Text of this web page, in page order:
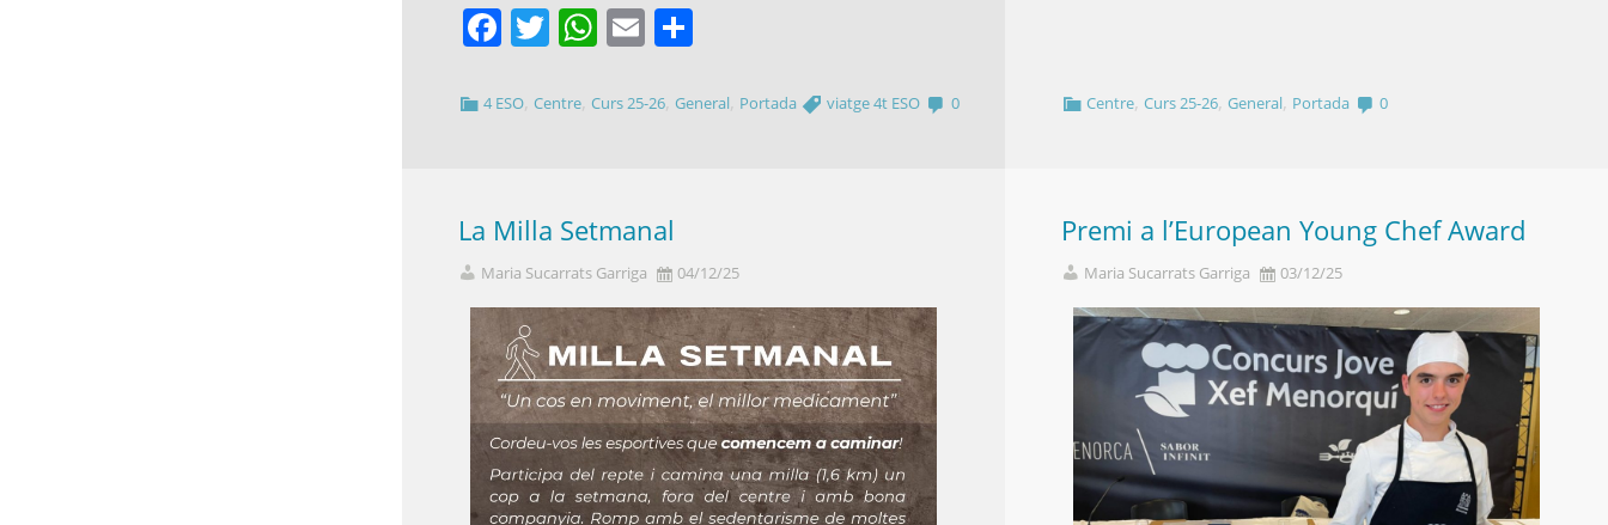
Facebook
Twitter
WhatsApp
Email
4 ESO ,Centre ,Curs 25-26 ,General Portada viatge 4t ESO 0 Centre,Curs 25-26,General, Portada 0
La Milla Setmanal
Maria Sucarrats Garriga 04/12/25
Premi a l’European Young Chef Award
Maria Sucarrats Garriga 03/12/25